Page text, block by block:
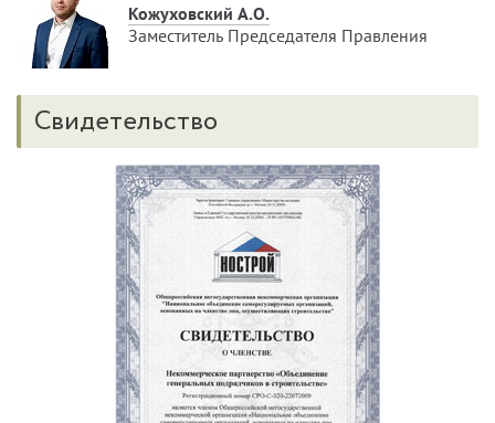
Кожуховский А.О.
Заместитель Председателя Правления
Свидетельство